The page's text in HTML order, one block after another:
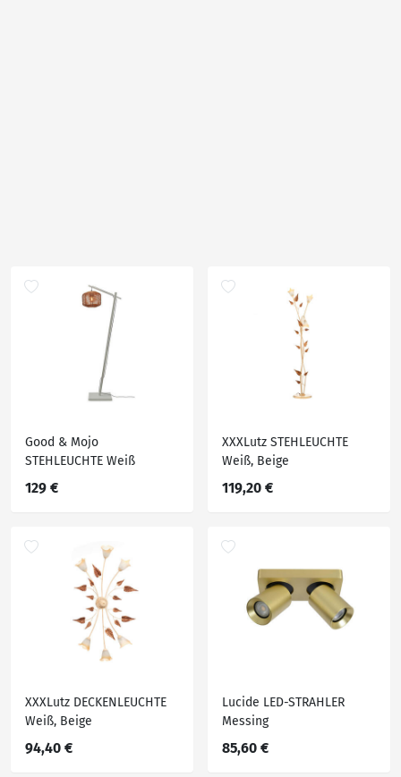
Good & Mojo
STEHLEUCHTE Weiß
129 €
XXXLutz STEHLEUCHTE
Weiß, Beige
119,20 €
XXXLutz DECKENLEUCHTE
Weiß, Beige
94,40 €
Lucide LED-STRAHLER
Messing
85,60 €